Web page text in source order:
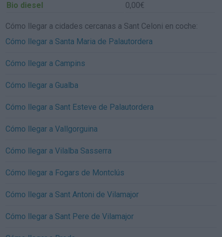
Bio diesel
0,00€
Cómo llegar a cidades cercanas a Sant Celoni en coche:
Cómo llegar a Santa Maria de Palautordera
Cómo llegar a Campins
Cómo llegar a Gualba
Cómo llegar a Sant Esteve de Palautordera
Cómo llegar a Vallgorguina
Cómo llegar a Vilalba Sasserra
Cómo llegar a Fogars de Montclús
Cómo llegar a Sant Antoni de Vilamajor
Cómo llegar a Sant Pere de Vilamajor